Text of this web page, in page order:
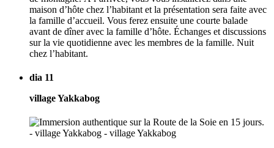
maison d’hôte chez l’habitant et la présentation sera faite avec
la famille d’accueil. Vous ferez ensuite une courte balade
avant de dîner avec la famille d’hôte. Échanges et discussions
sur la vie quotidienne avec les membres de la famille. Nuit
chez l’habitant.
dia 11
village Yakkabog